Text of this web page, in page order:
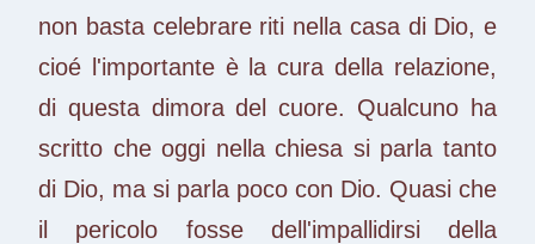
non basta celebrare riti nella casa di Dio, e
cioé l'importante è la cura della relazione,
di questa dimora del cuore. Qualcuno ha
scritto che oggi nella chiesa si parla tanto
di Dio, ma si parla poco con Dio. Quasi che
il pericolo fosse dell'impallidirsi della